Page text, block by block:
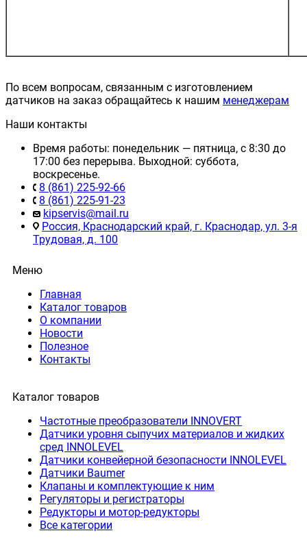
По всем вопросам, связанным с изготовлением
датчиков на заказ обращайтесь к нашим менеджерам
Наши контакты
Время работы: понедельник — пятница, с 8:30 до
17:00 без перерыва. Выходной: суббота,
воскресенье.
8 (861) 225-92-66
8 (861) 225-91-23
kipservis@mail.ru
Россия, Краснодарский край, г. Краснодар, ул. 3-я
Трудовая, д. 100
Меню
Главная
Каталог товаров
О компании
Новости
Полезное
Контакты
Каталог товаров
Частотные преобразователи INNOVERT
Датчики уровня сыпучих материалов и жидких
сред INNOLEVEL
Датчики конвейерной безопасности INNOLEVEL
Датчики Baumer
Клапаны и комплектующие к ним
Регуляторы и регистраторы
Редукторы и мотор-редукторы
Все категории